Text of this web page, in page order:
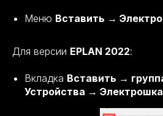
Меню Вставить →
Для версии EPLAN 2022:
Вкладка Вставить →
Устройства →